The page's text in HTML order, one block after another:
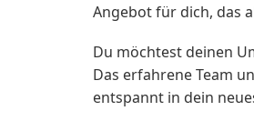
Angebot für dich, das
Du möchtest deinen
Das erfahrene Team
entspannt in dein